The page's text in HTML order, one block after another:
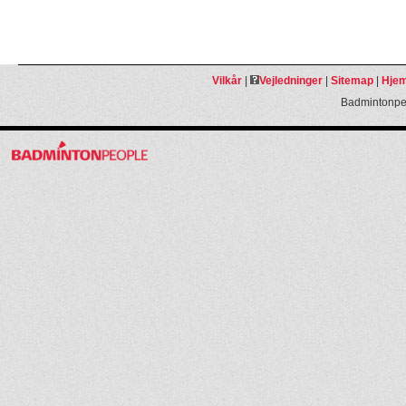
Vilkår| Vejledninger| Sitemap|